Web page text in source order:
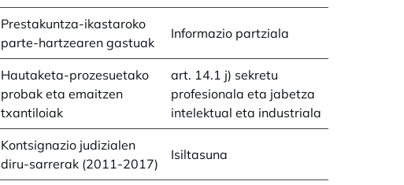
Prestakuntza-ikastaroko
parte-hartzearen gastuak
Informazio partziala
Hautaketa-prozesuetako
probak eta emaitzen
txantiloiak
art. 14.1 j) sekretu
profesionala eta jabetza
intelektual eta industriala
Kontsignazio judizialen
diru-sarrerak (2011-2017)
Isiltasuna